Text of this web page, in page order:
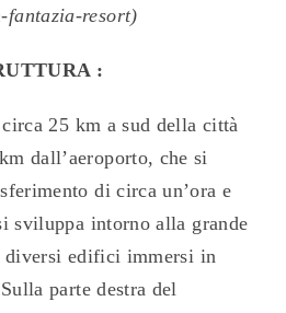
fantazia-resort)
:
25 km a sud della città
dall’aeroporto, che si
di circa un’ora e
sviluppa intorno alla grande
diversi edifici immersi in
parte destra del